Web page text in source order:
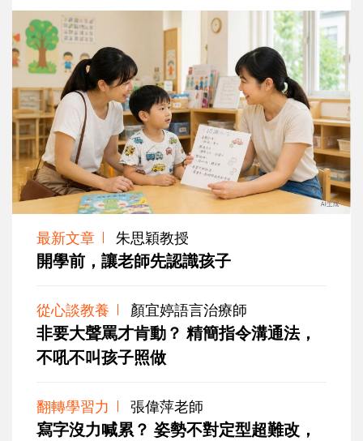
最新文章 朱思穎教授
開學前，讓老師先認識孩子
從心談教養 顏宜婷語言治療師
非要大聲罵才肯動？ 精簡指令溝通法，
不吼不叫孩子照做
翻轉學習力 張偉萍老師
寫字沒力喊累？ 姿勢不對定型超難改，